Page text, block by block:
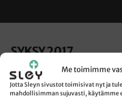
Me toimimme
Jotta Sleyn sivustot toimisivat nyt ja
mahdollisimman sujuvasti, käytämme
SYKSY 2017
25.-27.8.
1.9. Grilli-ilta Mustiksella –